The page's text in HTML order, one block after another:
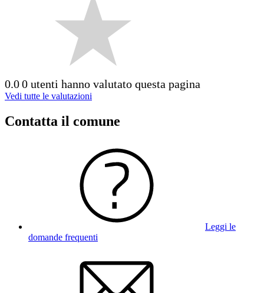
0.00 utenti hanno valutato questa pagina
Vedi tutte le valutazioni
Contatta il comune
Leggi le
domande frequenti